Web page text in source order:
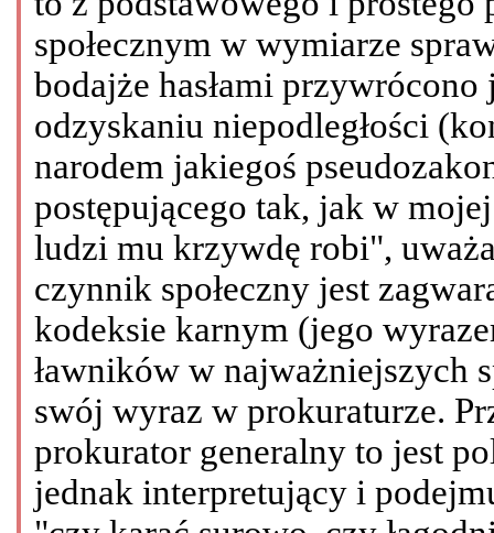
społecznym w wymiarze
bodajże hasłami
odzyskaniu niepodległości
narodem jakiegoś
postępującego tak, jak w
ludzi mu krzywdę robi",
czynnik społeczny jest
kodeksie karnym (jego
ławników w najważniejszych
swój wyraz w prokuraturze.
prokurator generalny to jest
jednak interpretujący i